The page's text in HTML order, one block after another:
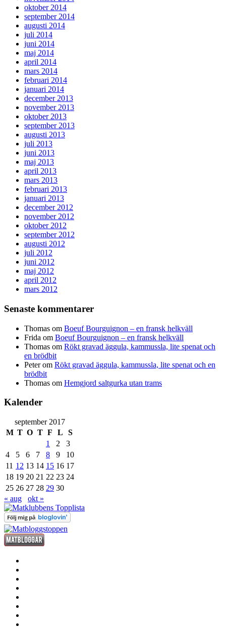
oktober 2014
september 2014
augusti 2014
juli 2014
juni 2014
maj 2014
april 2014
mars 2014
februari 2014
januari 2014
december 2013
november 2013
oktober 2013
september 2013
augusti 2013
juli 2013
juni 2013
maj 2013
april 2013
mars 2013
februari 2013
januari 2013
december 2012
november 2012
oktober 2012
september 2012
augusti 2012
juli 2012
juni 2012
maj 2012
april 2012
mars 2012
Senaste kommentarer
Thomas om Boeuf Bourguignon – en fransk helkväll
Frida om Boeuf Bourguignon – en fransk helkväll
Thomas om Rökt gravad äggula, kammussla, lite spenat och
en brödbit
Peterom Rökt gravad äggula, kammussla, lite spenat och en
brödbit
Thomas om Hemgjord saltgurka utan trams
Kalender
september 2017
M T O T F L
S
1
2
3
4
5 6 7 8 9
10
11 12 13 14 15 16 17
18 19 20 21 22 23 24
25 26 27 28 29 30
« aug
okt »